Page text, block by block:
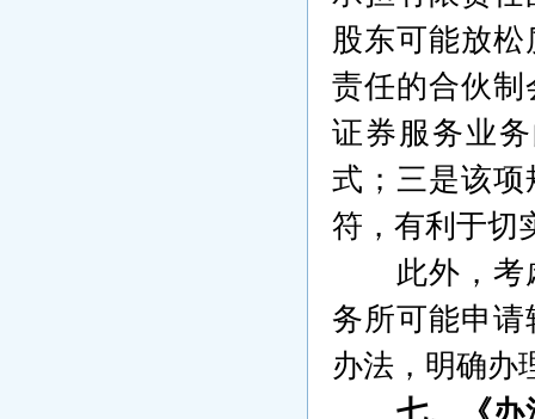
股东可能放
责任的合伙
证券服务业
式；三是该
符，有利于切
此外，
务所可能申
办法，明确办